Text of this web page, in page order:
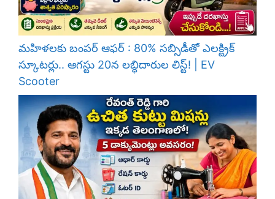
మహిళలకు బంపర్ ఆఫర్ : 80% సబ్సిడీతో ఎలక్ట్రిక్
స్కూటర్లు.. ఆగస్టు 20న లబ్ధిదారుల లిస్ట్! | EV
Scooter